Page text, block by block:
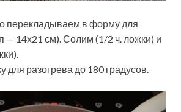
перекладываем в форму для
— 14х21 см). Солим (1/2 ч. ложки) и
для разогрева до 180 градусов.